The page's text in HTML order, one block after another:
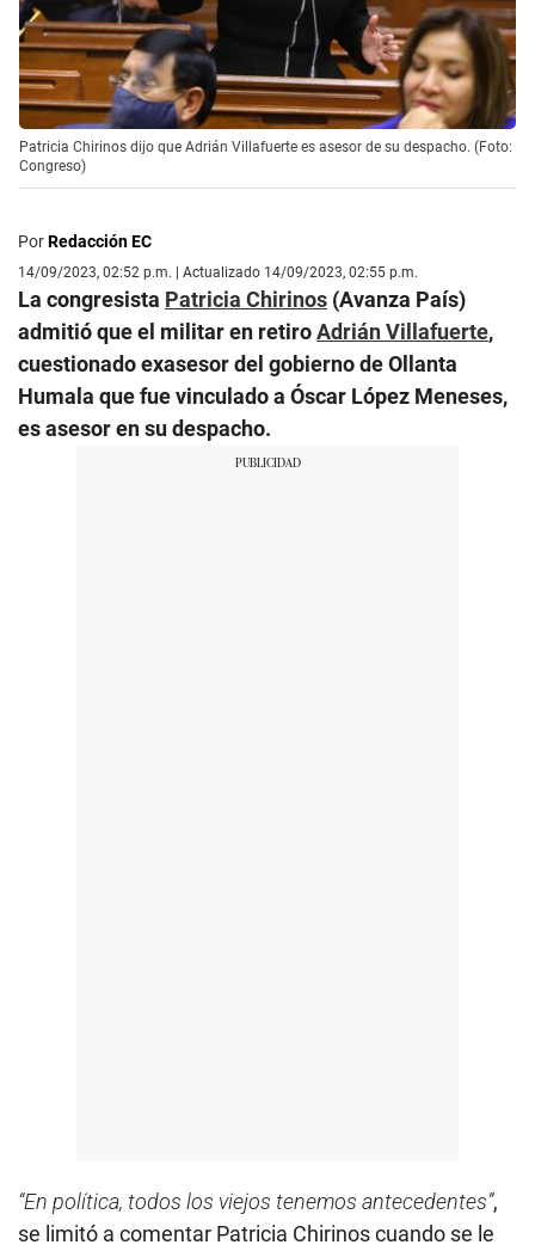
Patricia Chirinos dijo que Adrián Villafuerte es asesor de su despacho. (Foto:
Congreso)
PorRedacción EC
14/09/2023, 02:52 p.m. | Actualizado 14/09/2023, 02:55 p.m.
La congresista Patricia Chirinos (Avanza País)
admitió que el militar en retiroAdrián Villafuerte,
cuestionado exasesor del gobierno de Ollanta
Humala que fue vinculado a Óscar López Meneses,
es asesor en su despacho.
“En política, todos los viejos tenemos antecedentes”,
se limitó a comentar Patricia Chirinos cuando se le